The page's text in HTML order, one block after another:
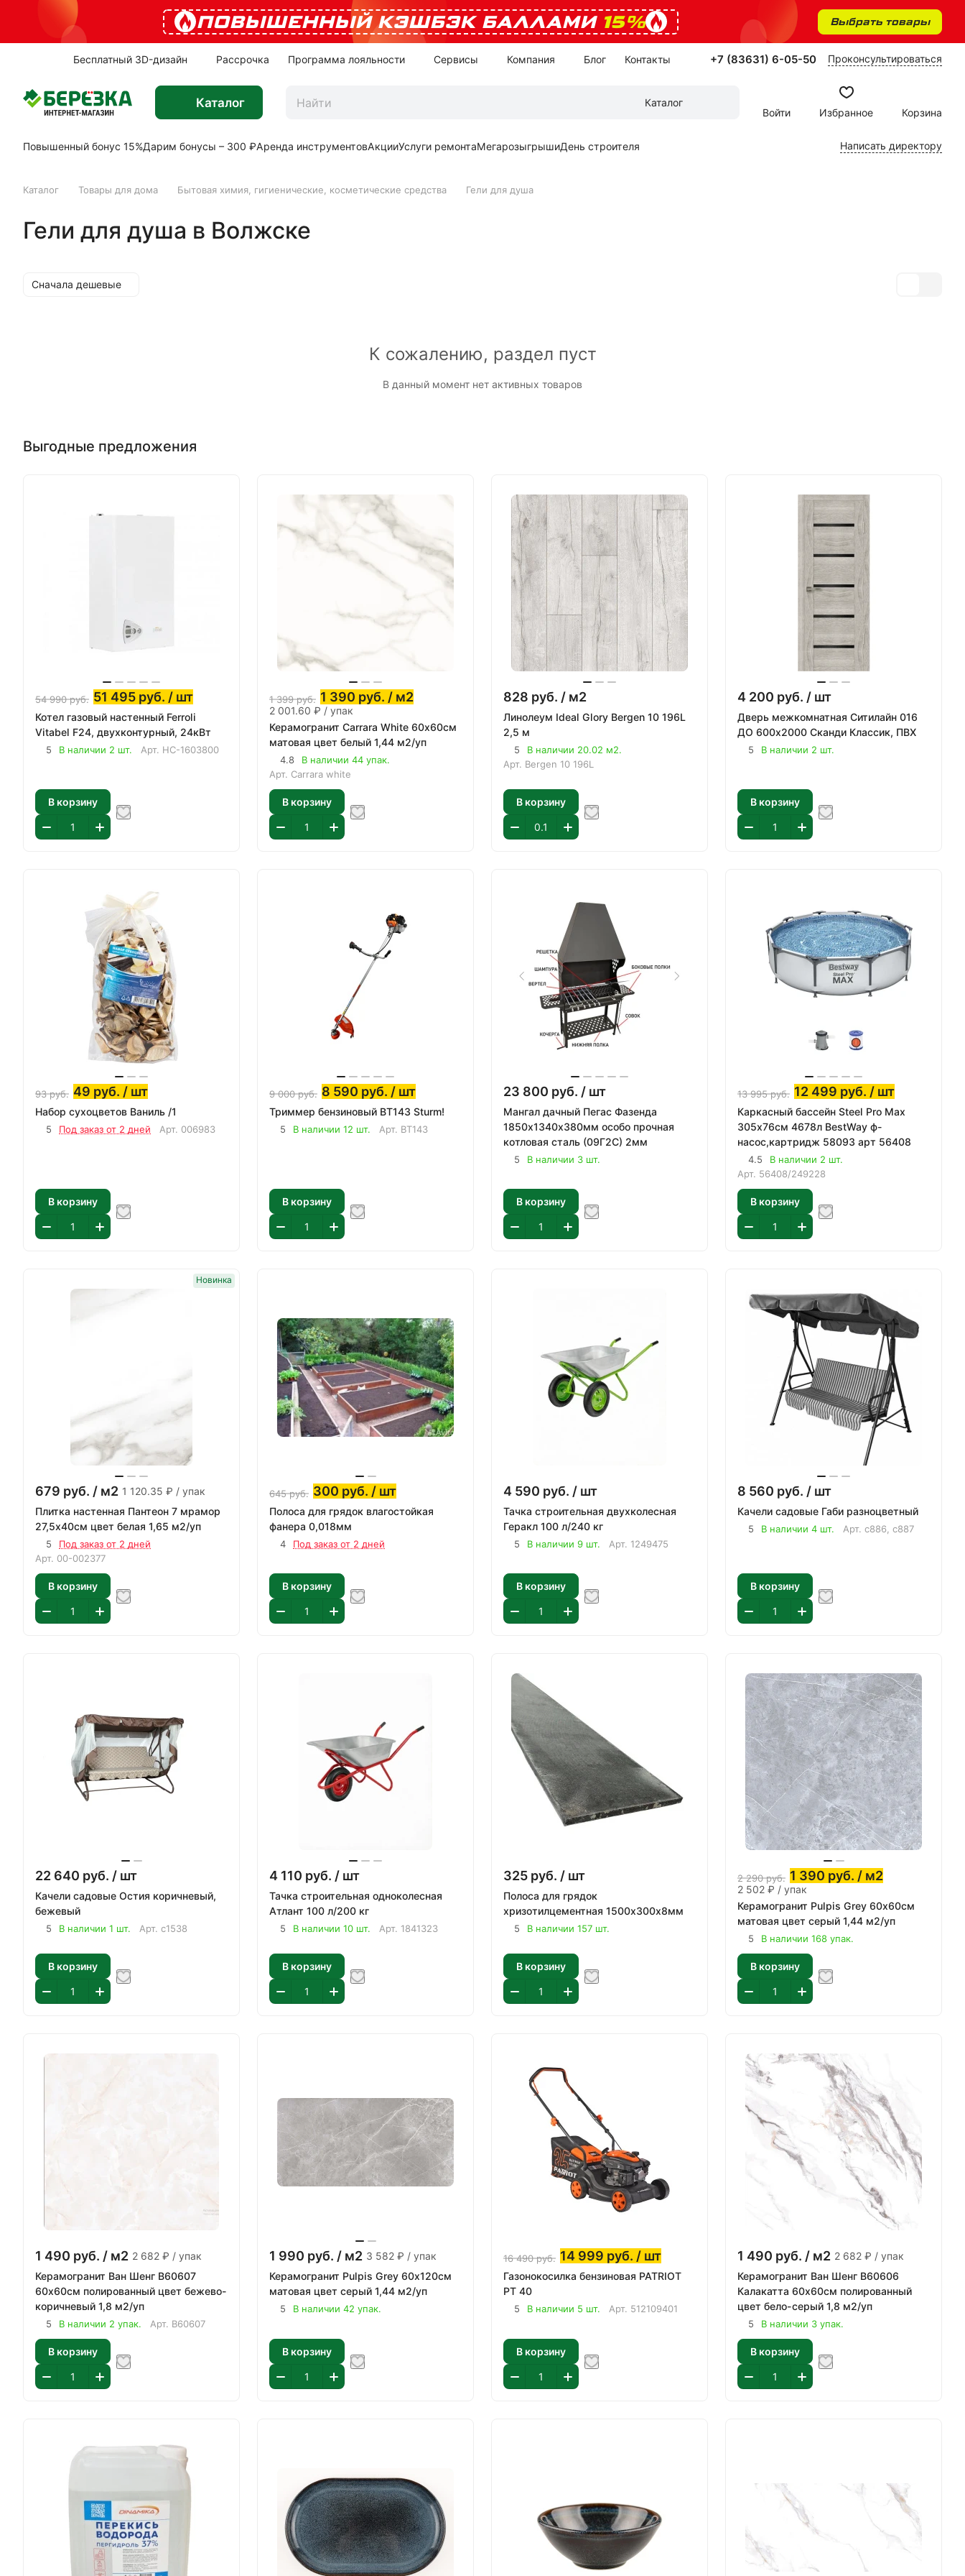
ПОВЫШЕННЫЙ КЭШБЭК БАЛЛАМИ 15% Выбрать товары
Бесплатный 3D-дизайн Рассрочка Программа лояльности Сервисы Компания Блог Контакты +7 (83631) 6-05-50 Проконсультироваться
Каталог
Каталог
Войти
Избранное Корзина
Повышенный бонус 15%Дарим бонусы – 300 ₽Аренда инструментовАкцииУслуги ремонтаМегарозыгрышиДень строителя Написать директору
Каталог Товары для дома Бытовая химия, гигиенические, косметические средства Гели для душа
Гели для душа в Волжске
Сначала дешевые
К сожалению, раздел пуст
В данный момент нет активных товаров
Выгодные предложения
54 990руб. 51 495 руб. / шт
Котел газовый настенный Ferroli
Vitabel F24, двухконтурный, 24кВт
5 В наличии 2 шт. Арт. НС-1603800
В корзину
1 399руб. 1 390 руб. / м2
2 001.60 ₽ / упак
Керамогранит Carrara White 60х60см
матовая цвет белый 1,44 м2/уп
4.8
В наличии 44 упак.
Арт. Carrara white
В корзину
828 руб. / м2
Линолеум Ideal Glory Bergen 10 196L
2,5 м
5
В наличии 20.02 м2.
Арт. Bergen 10 196L
В корзину
4 200 руб. / шт
Дверь межкомнатная Ситилайн 016
ДО 600х2000 Сканди Классик, ПВХ
5 В наличии 2 шт.
В корзину
93руб. 49 руб. / шт
Набор сухоцветов Ваниль /1
5 Под заказ от 2 дней Арт. 006983
В корзину
9 000руб. 8 590 руб. / шт
Триммер бензиновый BT143 Sturm!
5 В наличии 12 шт. Арт. BT143
В корзину
23 800 руб. / шт
Мангал дачный Пегас Фазенда
1850х1340х380мм особо прочная
котловая сталь (09Г2С) 2мм
5 В наличии 3 шт.
В корзину
13 995руб. 12 499 руб. / шт
Каркасный бассейн Steel Pro Max
305х76см 4678л BestWay ф-
насос,картридж 58093 арт 56408
4.5
В наличии 2 шт.
Арт. 56408/249228
В корзину
Новинка
679 руб. / м2 1 120.35 ₽ / упак
Плитка настенная Пантеон 7 мрамор
27,5х40см цвет белая 1,65 м2/уп
5
Под заказ от 2 дней
Арт. 00-002377
В корзину
645руб. 300 руб. / шт
Полоса для грядок влагостойкая
фанера 0,018мм
4 Под заказ от 2 дней
В корзину
4 590 руб. / шт
Тачка строительная двухколесная
Геракл 100 л/240 кг
5 В наличии 9 шт. Арт. 1249475
В корзину
8 560 руб. / шт
Качели садовые Габи разноцветный
5 В наличии 4 шт. Арт. с886, с887
В корзину
22 640 руб. / шт
Качели садовые Остия коричневый,
бежевый
5 В наличии 1 шт. Арт. с1538
В корзину
4 110 руб. / шт
Тачка строительная одноколесная
Атлант 100 л/200 кг
5 В наличии 10 шт. Арт. 1841323
В корзину
325 руб. / шт
Полоса для грядок
хризотилцементная 1500х300х8мм
5 В наличии 157 шт.
В корзину
2 290руб. 1 390 руб. / м2
2 502 ₽ / упак
Керамогранит Pulpis Grey 60х60см
матовая цвет серый 1,44 м2/уп
5 В наличии 168 упак.
В корзину
1 490 руб. / м2 2 682 ₽ / упак
Керамогранит Ван Шенг В60607
60х60см полированный цвет бежево-
коричневый 1,8 м2/уп
5 В наличии 2 упак. Арт. В60607
В корзину
1 990 руб. / м2 3 582 ₽ / упак
Керамогранит Pulpis Grey 60х120см
матовая цвет серый 1,44 м2/уп
5 В наличии 42 упак.
В корзину
16 490руб. 14 999 руб. / шт
Газонокосилка бензиновая PATRIOT
PT 40
5 В наличии 5 шт. Арт. 512109401
В корзину
1 490 руб. / м2 2 682 ₽ / упак
Керамогранит Ван Шенг В60606
Калакатта 60х60см полированный
цвет бело-серый 1,8 м2/уп
5 В наличии 3 упак.
В корзину